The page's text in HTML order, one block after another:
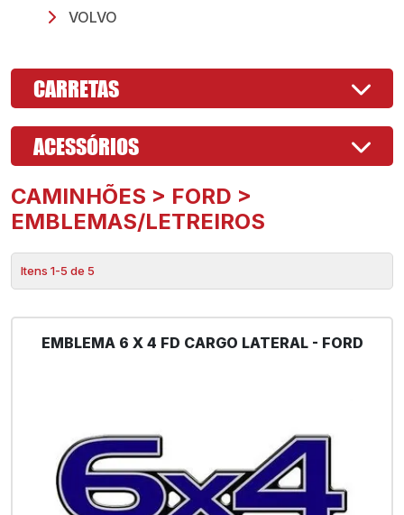
VOLVO
CARRETAS
ACESSÓRIOS
CAMINHÕES > FORD >
EMBLEMAS/LETREIROS
Itens 1-5 de 5
EMBLEMA 6 X 4 FD CARGO LATERAL - FORD